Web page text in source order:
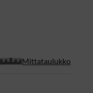
Mittataulukko